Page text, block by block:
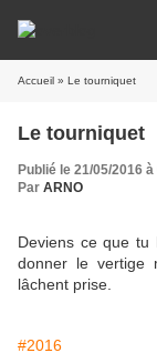
Accueil » Le tourniquet
Le tourniquet
Publié le 21/05/2016
Par ARNO
Deviens ce que tu
donner le vertige
lâchent prise.
#2016